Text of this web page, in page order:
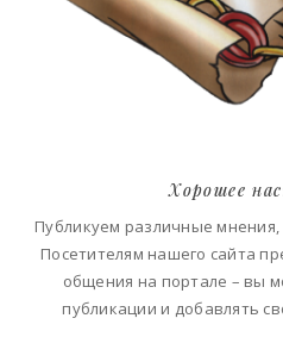
Хорошее
Публикуем различные
Посетителям нашего сайта
общения на портале – вы
публикации и добавлять